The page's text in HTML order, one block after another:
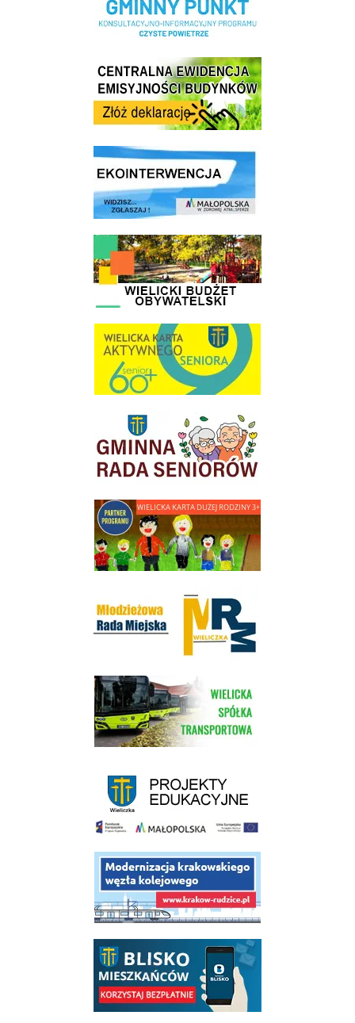
Centrala Ewidencja Emisyjności Budynków - złóż deklarację
link do strony ekointerwencja dot.- powietrza
link do strony - Wielicki Budżet Obywatelski
link do strony Wielicka Karta Aktywnego Seniora
link do strony Gminnej Rady Seniorow - Wieliczka
link do strony - Wielicka Karta Dużej Rodziny
link do strony Wielickiej Spółki Transportowej
link do opisu projektu budowy linii kolejowej Krakow Rudzice
link do opisu aplikacji - BLISKO, Gmina Wieliczka w aplikacji Blisko